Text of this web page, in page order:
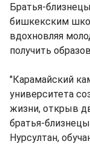
Братья-
бишкекским
вдохновляя
получить
"Карамайский
университета
жизни, открыв
братья-
Нурсултан,